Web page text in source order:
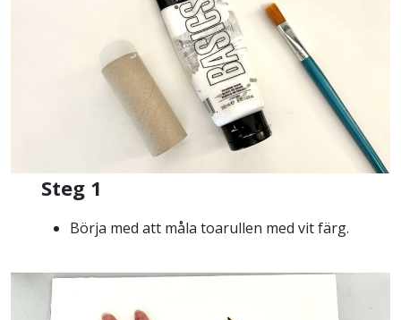
Steg 1
Börja med att måla toarullen med vit färg.